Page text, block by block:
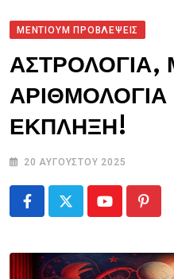
ΜΕΝΤΙΟΥΜ ΠΡΟΒΛΕΨΕΙΣ
ΑΣΤΡΟΛΟΓΙΑ,
ΑΡΙΘΜΟΛΟΓΙΑ
ΕΚΠΛΗΞΗ!
20 ΑΥΓΟΎΣΤΟΥ 2025
Youtube